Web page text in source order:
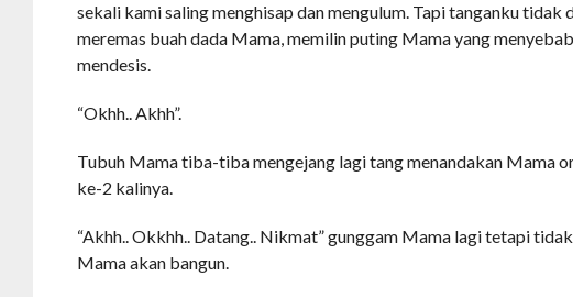
sekali kami saling menghisap dan mengulum. Tapi tanganku tidak
meremas buah dada Mama, memilin puting Mama yang
mendesis.
“Okhh.. Akhh”.
Tubuh Mama tiba-tiba mengejang lagi tang menandakan Mama
ke-2 kalinya.
“Akhh.. Okkhh.. Datang.. Nikmat” gunggam Mama lagi tetapi
Mama akan bangun.